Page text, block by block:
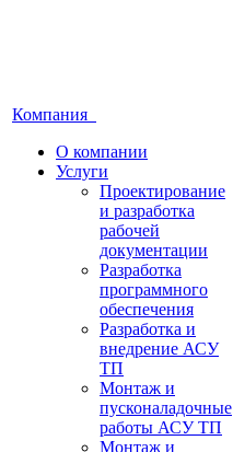
Компания
О компании
Услуги
Проектирование
и разработка
рабочей
документации
Разработка
программного
обеспечения
Разработка и
внедрение АСУ
ТП
Монтаж и
пусконаладочные
работы АСУ ТП
Монтаж и